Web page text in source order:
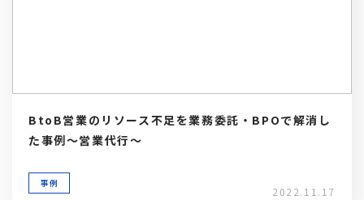
BtoB営業のリソース不足を業務委託・BPOで解消し
た事例～営業代行～
事例
2022.11.17